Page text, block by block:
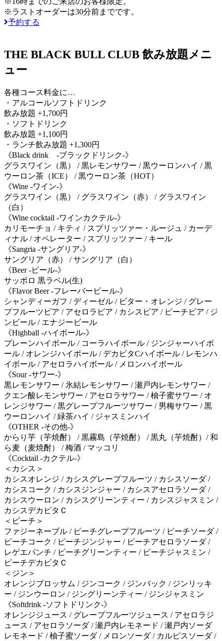
※ラストオーダーは30分前までです。
予約する
THE BLACK BULL CLUB 飲み放題メニ
ュー
各種コース料金に…
・アルコールソフトドリンク
飲み放題 +1,700円
・ソフトドリンク
飲み放題 +1,100円
・ランチ飲み放題 +1,300円
《Black drink -ブラックドリンク-》
グラスワイン（黒） / 黒レモンサワー / 黒ウーロンハイ / 黒
ウーロン茶（ICE） / 黒ウーロン茶（HOT）
《Wine -ワイン-》
グラスワイン（黒） / グラスワイン（赤） / グラスワイン
（白）
《Wine cocktail -ワインカクテル-》
カリモーチョ / キティ / スプリッツァー・ルージュ / カーデ
ィナル / オペレーター / スプリッツァー / キール
《Sangria -サングリア-》
サングリア（赤） / サングリア（白）
《Beer -ビール-》
サッポロ 黒ラベル(生)
《Flavor Beer -フレーバービール-》
シャンディーガフ / ディーゼル / ビター・オレンジ / グレー
プフルーツビア / アセロラビア / カシスビア / ピーチビア / ジ
ンビール / エナジービール
《Highball -ハイボール-》
プレーンハイボール / コーラハイボール / ジンジャーハイボ
ール / オレンジハイボール / デカビタCハイボール / レモンハ
イボール / アセロラハイボール / メロンハイボール
《Sour -サワー-》
黒レモンサワー / 氷結レモンサワー / 瀬戸内レモンサワー /
クエン酸レモンサワー / アセロラサワー / 柚子蜜サワー / オ
レンジサワー / 黒グレープフルーツサワー / 男梅サワー / 黒
ウーロンハイ / 緑茶ハイ / ジャスミンハイ
《OTHER -その他-》
からり芋（芋焼酎） / 黒霧島（芋焼酎） / 黒丸（芋焼酎）/ 和
ら麦（麦焼酎） / 梅酒 / マッコリ
《Cocktail -カクテル-》
＜カシス＞
カシスオレンジ / カシスグレープフルーツ / カシスソーダ /
カシスコーク / カシスジンジャー / カシスアセロラソーダ /
カシスウーロン / カシスグリーンティー / カシスジャスミン /
カシスデカビタＣ
＜ピーチ＞
ファジーネーブル / ピーチグレープフルーツ / ピーチソーダ /
ピーチコーク / ピーチジンジャー / ピーチアセロラソーダ /
レゲエパンチ / ピーチグリーンティー / ピーチジャスミン /
ピーチデカビタＣ
＜ジン＞
オレンジブロッサム / ジンコーク / ジンバック / ジンリッキ
ー / ジンウーロン / ジングリーンティー / ジンジャスミン
《Softdrink -ソフトドリンク-》
オレンジジュース / グレープフルーツジュース / アセロラジ
ュース / アセロラソーダ / 瀬戸内レモネード / 瀬戸内ソーダ
レモネード / 柚子蜜ソーダ / メロンソーダ / カルピスソーダ /